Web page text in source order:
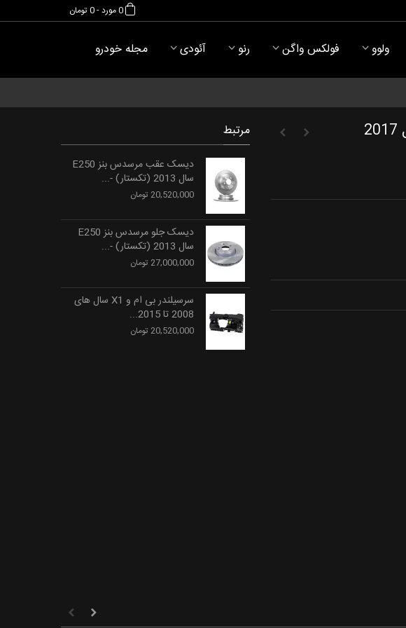
0مورد-0 تومان
ولوو فولکس واگن رنو آئودی مجله خودرو
لنت عقب فولکس واگن تیگوان سال 2017 مرتبط
دیسک عقب مرسدس بنز E250
سال 2013 (تکستار) -...
20,520,000 تومان
دیسک جلو مرسدس بنز E250
سال 2013 (تکستار) -...
27,000,000 تومان
سرسیلندر بی ام و X1 سال های
2008 تا 2015...
20,520,000 تومان